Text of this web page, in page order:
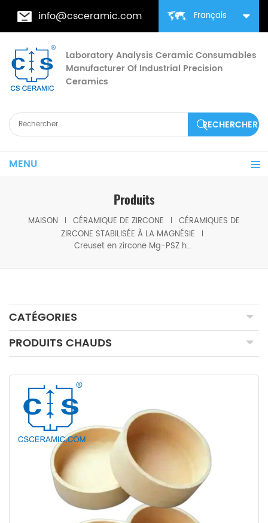
Français
info@csceramic.com
Laboratory Analysis Ceramic Consumables
Manufacturer Of Industrial Precision
Ceramics
MENU
Produits
MAISON CÉRAMIQUE DE ZIRCONE
CÉRAMIQUES DE
ZIRCONE STABILISÉE À LA MAGNÉSIE
Creuset en zircone Mg-PSZ haute température stabilisé en magnésium
CATÉGORIES
PRODUITS CHAUDS